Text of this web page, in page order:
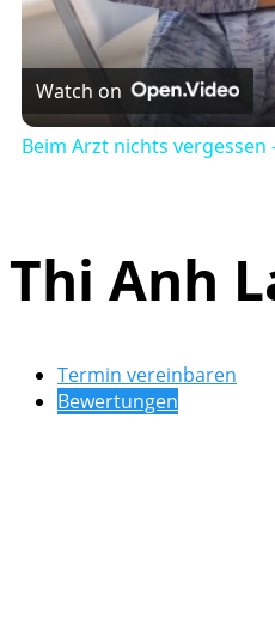
Watch on
Beim Arzt nichts
Thi Anh
Termin vereinbaren
Bewertungen